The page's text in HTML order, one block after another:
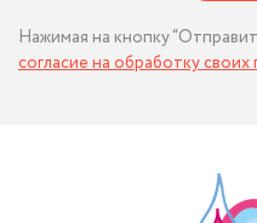
Нажимая на кнопку
согласие на обработку